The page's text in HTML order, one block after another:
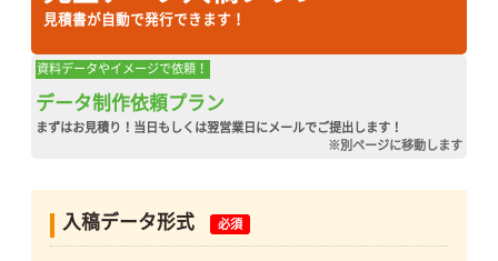
見積書が自動で発行できます！
資料データやイメージで依頼！
データ制作依頼プラン
まずはお見積り！当日もしくは翌営業日にメールでご提出します！
※別ページに移動します
入稿データ形式 必須